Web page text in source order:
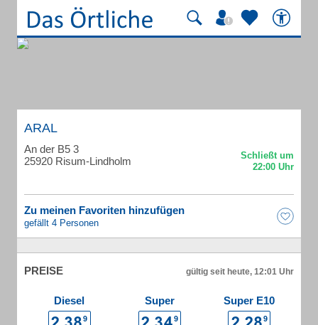
ARAL
An der B5 3
25920 Risum-Lindholm
Zu meinen Favoriten hinzufügen
gefällt 4 Personen
PREISE gültig seit heute, 12:01 Uhr
Diesel Super Super E10